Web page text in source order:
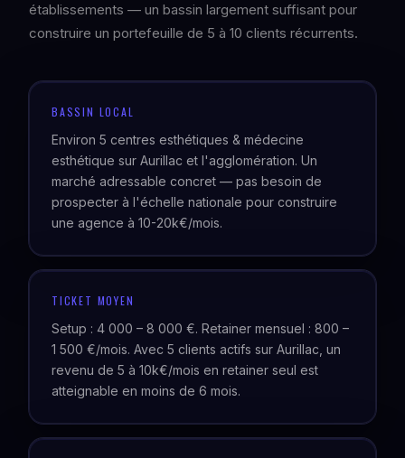
établissements — un bassin largement suffisant pour
construire un portefeuille de 5 à 10 clients récurrents.
BASSIN LOCAL
Environ 5 centres esthétiques & médecine
esthétique sur Aurillac et l'agglomération. Un
marché adressable concret — pas besoin de
prospecter à l'échelle nationale pour construire
une agence à 10-20k€/mois.
TICKET MOYEN
Setup : 4 000 – 8 000 €. Retainer mensuel : 800 –
1 500 €/mois. Avec 5 clients actifs sur Aurillac, un
revenu de 5 à 10k€/mois en retainer seul est
atteignable en moins de 6 mois.